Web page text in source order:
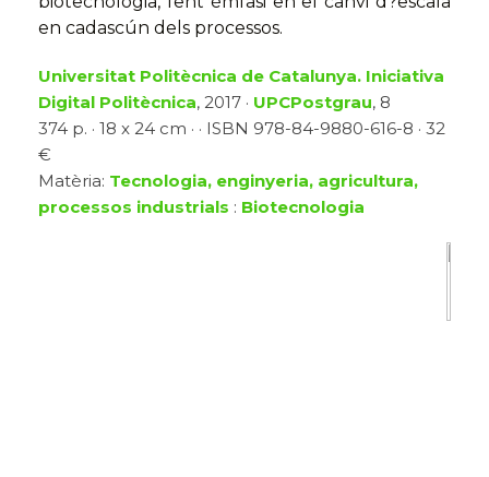
en cadascún dels processos.
Universitat Politècnica de Catalunya. Iniciativa
Digital Politècnica, 2017 · UPCPostgrau, 8
374 p. · 18 x 24 cm · · ISBN 978-84-9880-616-8 · 32
€
Matèria: Tecnologia, enginyeria, agricultura,
processos industrials : Biotecnologia